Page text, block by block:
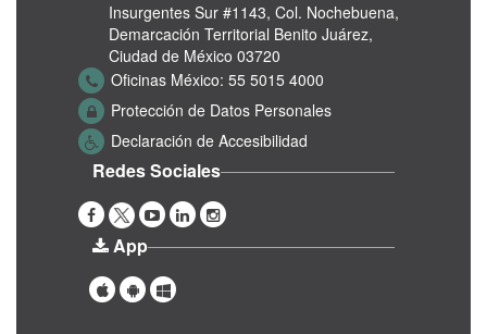
Insurgentes Sur #1143, Col. Nochebuena,
Demarcación Territorial Benito Juárez,
Ciudad de México 03720
Oficinas México: 55 5015 4000
Protección de Datos Personales
Declaración de Accesibilidad
Redes Sociales
App